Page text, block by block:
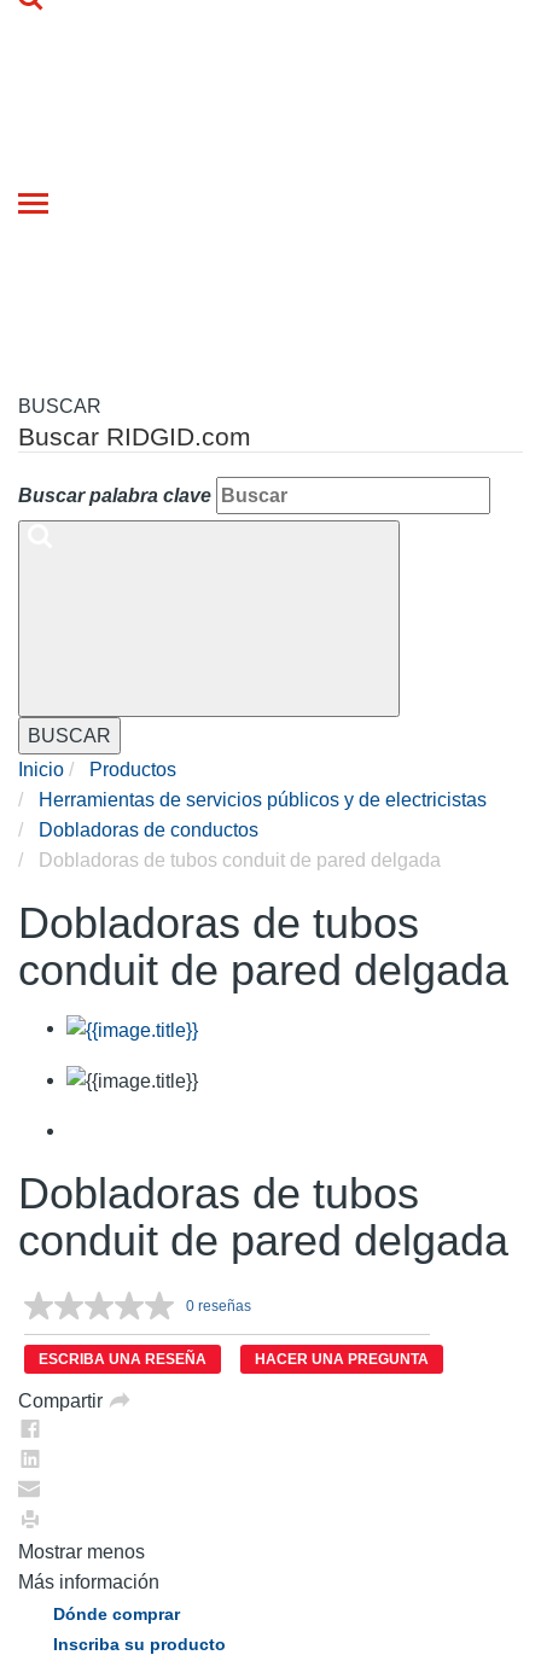
Toggle
BUSCAR
Buscar RIDGID.com
Buscar palabra clave
BUSCAR
Inicio
Productos
Herramientas de servicios públicos y de electricistas
Dobladoras de conductos
Dobladoras de tubos conduit de pared delgada
Dobladoras de tubos
conduit de pared delgada
Dobladoras de tubos
conduit de pared delgada
Sin
puntuación.
Enlace
en
0 reseñas
ESCRIBA UNA RESEÑA HACER UNA PREGUNTA
Compartir
Mostrar menos
Más información
Dónde comprar
Inscriba su producto